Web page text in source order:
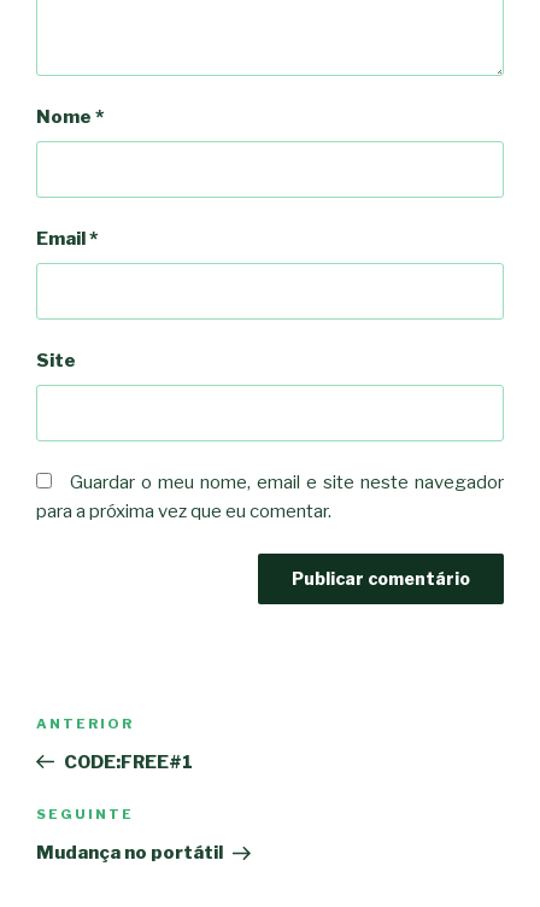
Nome *
Email*
Site
Guardar o meu nome, email e site neste navegador
para a próxima vez que eu comentar.
artigos
Conteúdo
anterior
ANTERIOR
CODE:FREE#1
Conteúdo
seguinte
SEGUINTE
Mudança no portátil